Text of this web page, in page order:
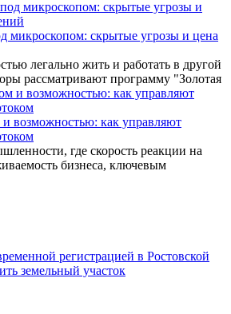
микроскопом: скрытые угрозы и цена
легально жить и работать в другой
рассматривают программу "Золотая
и возможностью: как управляют
где скорость реакции на
бизнеса, ключевым
регистрацией в Ростовской
земельный участок